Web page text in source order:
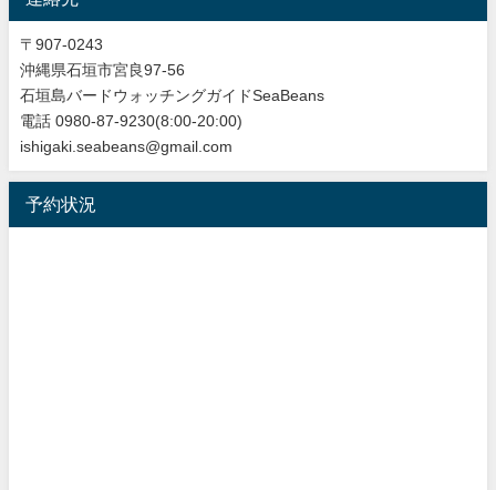
〒907-0243
沖縄県石垣市宮良97-56
石垣島バードウォッチングガイドSeaBeans
電話 0980-87-9230(8:00-20:00)
ishigaki.seabeans@gmail.com
予約状況